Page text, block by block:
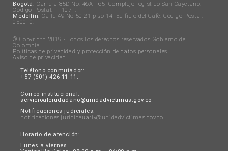
Bogotá: Carrera 85D No. 46A - 65, Complejo logístico San Cayetano.
Código Postal: 111071.
Medellín: Calle 49 No 50-21 piso 14, Edificio del Café. Código Postal:
050010.
© Copyrigth 2019 - Todos los derechos reservados Gobierno de
Colombia.
Políticas de privacidad y protección de datos personales.
Aviso de privacidad .
Teléfono conmutador:
+57 (601) 426 11 11.
Correo institucional:
servicioalciudadano@unidadvictimas.gov.co
Notificaciones judiciales:
notificaciones.juridicauariv@unidadvictimas.gov.co
Horario de atención:
Lunes a viernes.